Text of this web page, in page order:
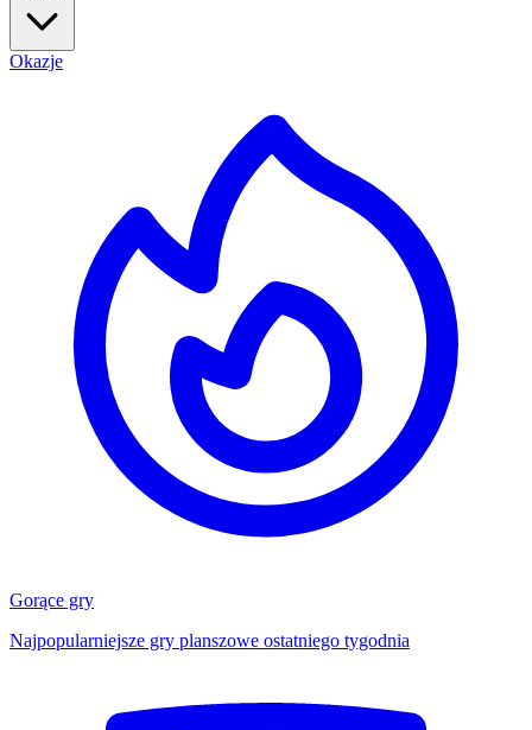
Okazje
Gorące gry
Najpopularniejsze gry planszowe ostatniego tygodnia